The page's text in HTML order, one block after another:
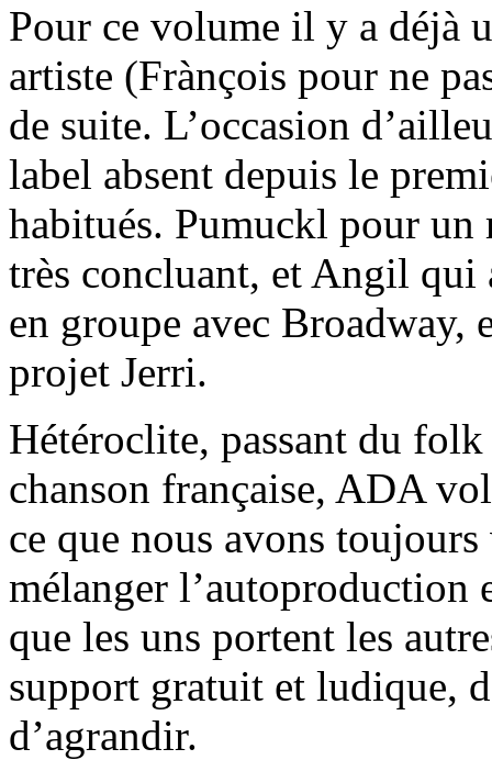
Pour ce volume il y a déjà
artiste (Frànçois pour ne
de suite. L’occasion
label absent depuis le
habitués. Pumuckl pour un
très concluant, et Angil qui
en groupe avec Broadway,
projet Jerri.
Hétéroclite, passant du
chanson française, ADA
ce que nous avons
mélanger l’autoproduction
que les uns portent les
support gratuit et ludique,
d’agrandir.